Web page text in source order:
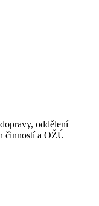
oddělení
činností a OŽÚ